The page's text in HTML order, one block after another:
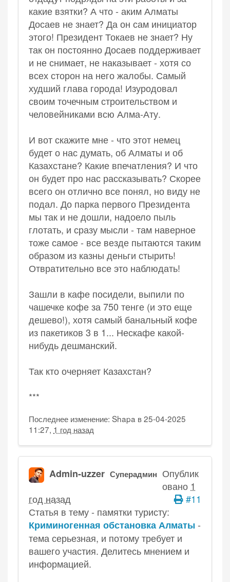
какие взятки? А что - аким Алматы
Досаев не знает? Да он сам инициатор
этого! Президент Токаев не знает? Ну
так он постоянно Досаев поддерживает
и не снимает, не наказывает - хотя со
всех сторон на него жалобы. Самый
худший глава города! Изуродовал
своим точечным строительством и
человейниками всю Алма-Ату.
И вот скажите мне - что этот немец
будет о нас думать, об Алматы и об
Казахстане? Какие впечатления? И что
он будет про нас рассказывать? Скорее
всего он отлично все понял, но виду не
подал. До парка первого Президента
мы так и не дошли, надоело пыль
глотать, и сразу мысли - там наверное
тоже самое - все везде пытаются таким
образом из казны деньги стырить!
Отвратительно все это наблюдать!
Зашли в кафе посидели, выпили по
чашечке кофе за 750 тенге (и это еще
дешево!), хотя самый банальный кофе
из пакетиков 3 в 1... Нескафе какой-
нибудь дешманский.
Так кто очерняет Казахстан?
***
Последнее изменение: Shapa в 25-04-2025
11:27, 1 год назад
Admin-uzzer Суперадмин Опублик
овано 1
год назад
#11
Статья в тему - памятки туристу:
Криминогенная обстановка Алматы-
тема серьезная, и потому требует и
вашего участия. Делитесь мнением и
информацией.